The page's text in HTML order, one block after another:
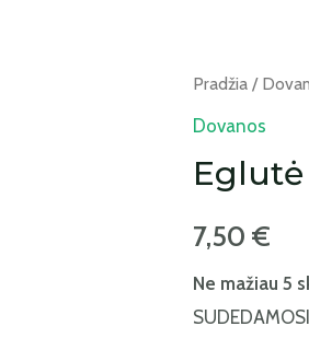
Pradžia /
Dovanos
7,50 €
Ne mažiau 5